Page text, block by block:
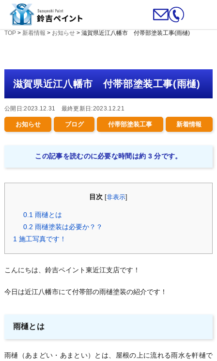
TOP> 新着情報 > お知らせ> 滋賀県近江八幡市 付帯部塗装工事(雨樋)
滋賀県近江八幡市 付帯部塗装工事(雨樋)
公開日:2023.12.31 最終更新日:2023.12.21
お知らせ ブログ 付帯部塗装工事 新着情報
この記事を読むのに必要な時間は約 3 分です。
目次 [非表示
0.1 雨樋とは
0.2 雨樋塗装は必要か？？
1 施工写真です！
こんにちは、鈴吉ペイント東近江支店です！
今日は近江八幡市にて付帯部の雨樋塗装の紹介です！
雨樋とは
雨樋（あまどい・あまとい）とは、屋根の上に流れる雨水を軒樋で